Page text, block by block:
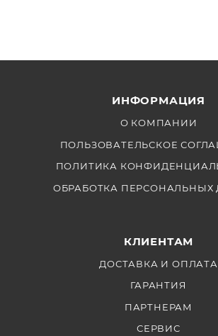
ИНФОРМАЦИЯ
О КОМПАНИИ
ПОЛЬЗОВАТЕЛЬСКОЕ
ПОЛИТИКА
ОБРАБОТКА ПЕРСОНАЛЬНЫХ
КЛИЕНТАМ
ДОСТАВКА И ОПЛАТА
ГАРАНТИЯ
ПАРТНЕРАМ
СЕРВИС